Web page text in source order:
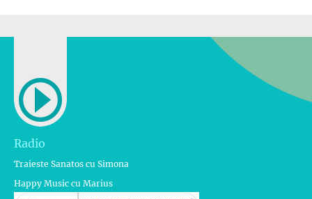
Radio
Traieste Sanatos cu Simona
Happy Music cu Marius